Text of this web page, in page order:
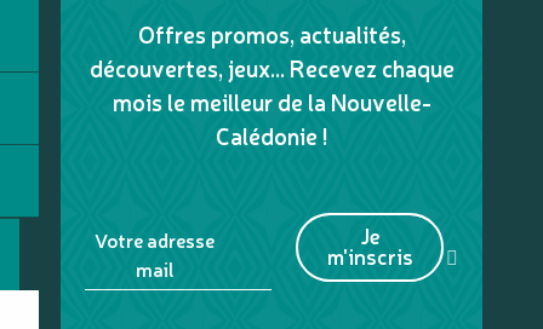
Offres promos, actualités,
découvertes, jeux... Recevez chaque
mois le meilleur de la Nouvelle-
Calédonie !
Votre adresse
mail
Je
m'inscris